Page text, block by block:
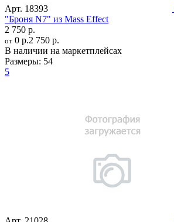
Арт. 18393
"Броня N7" из Mass Effect
2 750 р.
от 0 р.2 750 р.
В наличии на маркетплейсах
Размеры: 54
5